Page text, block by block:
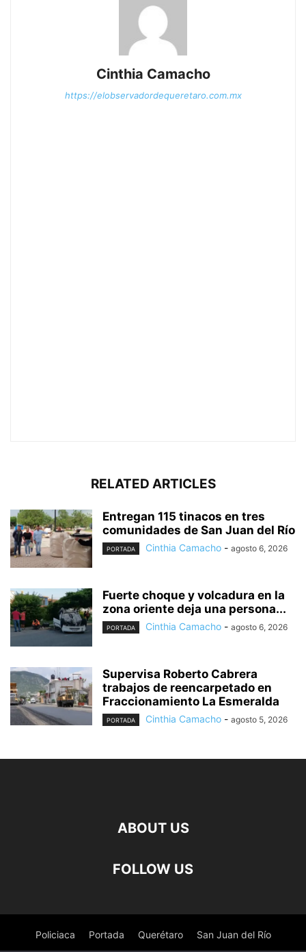
Cinthia Camacho
https://elobservadordequeretaro.com.mx
RELATED ARTICLES
Entregan 115 tinacos en tres
comunidades de San Juan del Río
PORTADA Cinthia Camacho - agosto 6, 2026
Fuerte choque y volcadura en la
zona oriente deja una persona...
PORTADA Cinthia Camacho - agosto 6, 2026
Supervisa Roberto Cabrera
trabajos de reencarpetado en
Fraccionamiento La Esmeralda
PORTADA Cinthia Camacho - agosto 5, 2026
ABOUT US
FOLLOW US
Policiaca Portada Querétaro San Juan del Río